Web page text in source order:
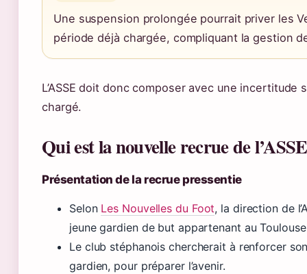
Une suspension prolongée pourrait priver les
période déjà chargée, compliquant la gestion
L’ASSE doit donc composer avec une
chargé.
Qui est la nouvelle recrue de
Présentation de la recrue pressentie
Selon Les Nouvelles du Foot, la direction de
jeune gardien de but appartenant au
Le club stéphanois chercherait à renforcer
gardien, pour préparer l’avenir.